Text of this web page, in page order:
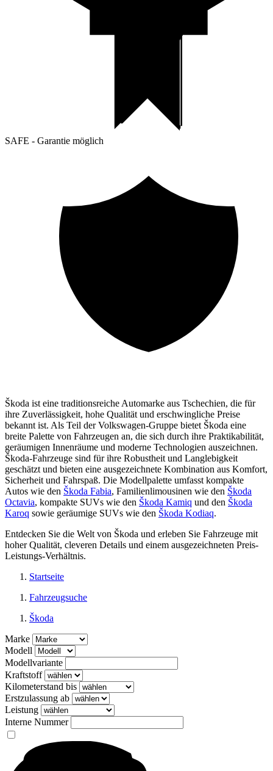
SAFE - Garantie möglich
Škoda ist eine traditionsreiche Automarke aus Tschechien, die für
ihre Zuverlässigkeit, hohe Qualität und erschwingliche Preise
bekannt ist. Als Teil der Volkswagen-Gruppe bietet Škoda eine
breite Palette von Fahrzeugen an, die sich durch ihre Praktikabilität,
geräumigen Innenräume und moderne Technologien auszeichnen.
Škoda-Fahrzeuge sind für ihre Robustheit und Langlebigkeit
geschätzt und bieten eine ausgezeichnete Kombination aus Komfort,
Sicherheit und Fahrspaß. Die Modellpalette umfasst kompakte
Autos wie den Škoda Fabia, Familienlimousinen wie den Škoda
Octavia, kompakte SUVs wie den Škoda Kamiq und den Škoda
Karoq sowie geräumige SUVs wie den Škoda Kodiaq.
Entdecken Sie die Welt von Škoda und erleben Sie Fahrzeuge mit
hoher Qualität, cleveren Details und einem ausgezeichneten Preis-
Leistungs-Verhältnis.
Startseite
Fahrzeugsuche
Škoda
Marke
Modell
Modellvariante
Kraftstoff
Kilometerstand bis
Erstzulassung ab
Leistung
Interne Nummer